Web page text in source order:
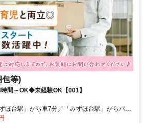
包等)
間～OK◆未経験OK【001】
ほ台駅」から車7分／「みずほ台駅」からバ
バス停下車すぐ